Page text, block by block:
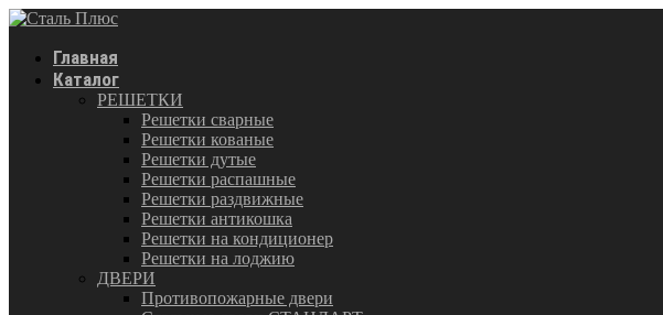
Главная
Каталог
РЕШЕТКИ
Решетки сварные
Решетки кованые
Решетки дутые
Решетки распашные
Решетки раздвижные
Решетки антикошка
Решетки на кондиционер
Решетки на лоджию
ДВЕРИ
Противопожарные двери